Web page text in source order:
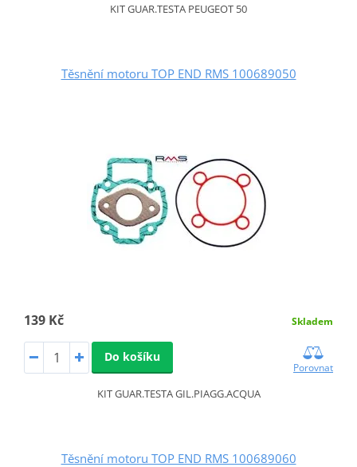
KIT GUAR.TESTA PEUGEOT 50
Těsnění motoru TOP END RMS 100689050
139 Kč Skladem
Do košíku
Porovnat
KIT GUAR.TESTA GIL.PIAGG.ACQUA
Těsnění motoru TOP END RMS 100689060